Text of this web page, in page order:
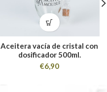
Aceitera vacía de cristal con
dosificador 500ml.
€6,90